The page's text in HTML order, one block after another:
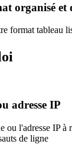
organisé et
format tableau
adresse IP
ou l'adresse IP à
de ligne